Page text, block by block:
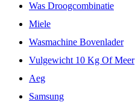
Was Droogcombinatie
Miele
Wasmachine Bovenlader
Vulgewicht 10 Kg Of Meer
Aeg
Samsung